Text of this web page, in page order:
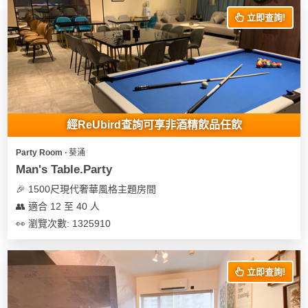
立即查詢!
經ReUbird查詢可享非酒精飲品任飲
Party Room ∙ 葵涌
Man's Table.Party
🎉 1500尺現代奢華風格主題房間
👥 適合 12 至 40 人
👀 瀏覽次數: 1325910
立即查詢!